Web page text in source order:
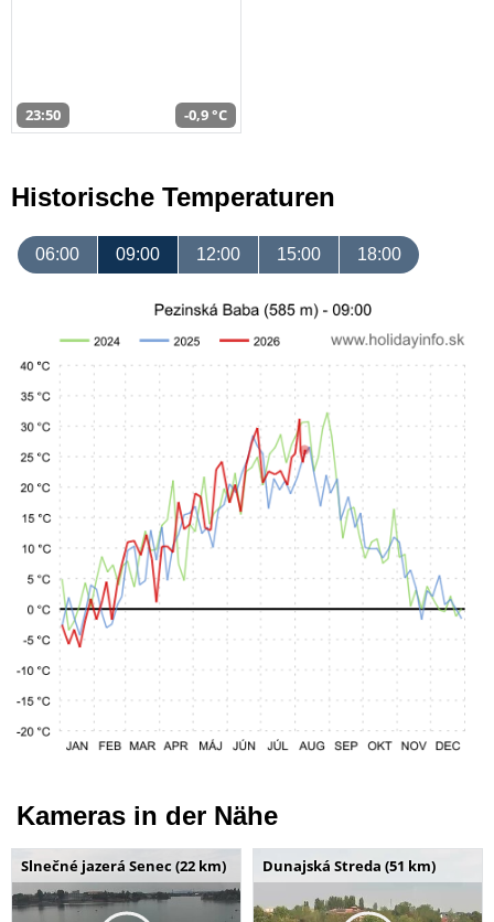
23:50 -0,9 °C
Historische Temperaturen
06:00 09:00 12:00 15:00 18:00
Kameras in der Nähe
Slnečné jazerá Senec (22 km) Dunajská Streda (51 km)